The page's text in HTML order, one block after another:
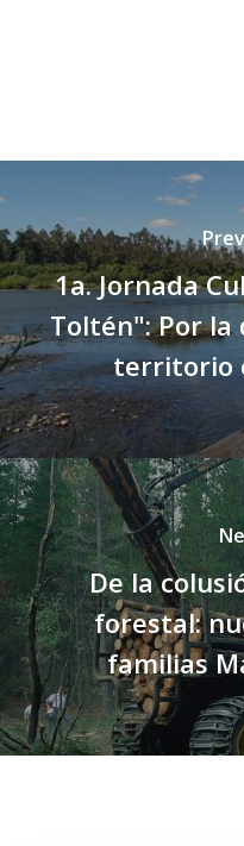
1a. Jornada
Toltén": Por la
territorio
De la
forestal:
familias